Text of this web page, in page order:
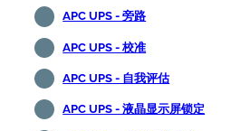
APC UPS - 旁路
APC UPS - 校准
APC UPS - 自我评估
APC UPS - 液晶显示屏锁定